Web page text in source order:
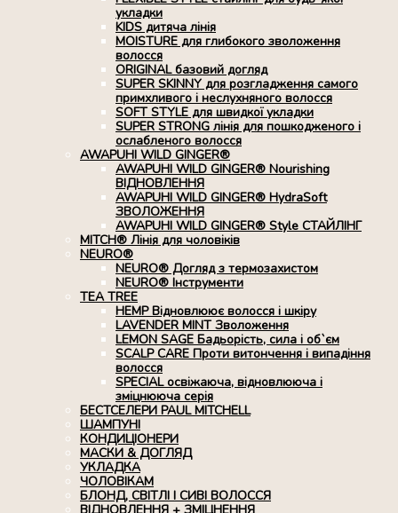
укладки
KIDS дитяча лінія
MOISTURE для глибокого зволоження
волосся
ORIGINAL базовий догляд
SUPER SKINNY для розгладження самого
примхливого і неслухняного волосся
SOFT STYLE для швидкої укладки
SUPER STRONG лінія для пошкодженого і
ослабленого волосся
AWAPUHI WILD GINGER®
AWAPUHI WILD GINGER® Nourishing
ВІДНОВЛЕННЯ
AWAPUHI WILD GINGER® HydraSoft
ЗВОЛОЖЕННЯ
AWAPUHI WILD GINGER® Style СТАЙЛІНГ
MITCH® Лінія для чоловіків
NEURO®
NEURO® Догляд з термозахистом
NEURO® Інструменти
TEA TREE
HEMP Відновлюює волосся і шкіру
LAVENDER MINT Зволоження
LEMON SAGE Бадьорість, сила і об`єм
SCALP CARE Проти витончення і випадіння
волосся
SPECIAL освіжаюча, відновлююча і
зміцнююча серія
БЕСТСЕЛЕРИ PAUL MITCHELL
ШАМПУНІ
КОНДИЦІОНЕРИ
МАСКИ & ДОГЛЯД
УКЛАДКА
ЧОЛОВІКАМ
БЛОНД, СВІТЛІ І СИВІ ВОЛОССЯ